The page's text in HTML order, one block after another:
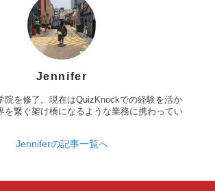
Jennifer
院を修了。現在はQuizKnockでの経験を活か
を繋ぐ架け橋になるような業務に携わってい
Jenniferの記事一覧へ